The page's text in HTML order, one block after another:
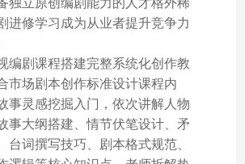
独立原创编剧能力的人才格外稀
进修学习成为从业者提升竞争力
编剧课程搭建完整系统化创作教
市场剧本创作标准设计课程内
事灵感挖掘入门，依次讲解人物
事大纲搭建、情节伏笔设计、矛
台词撰写技巧、剧本格式规范、